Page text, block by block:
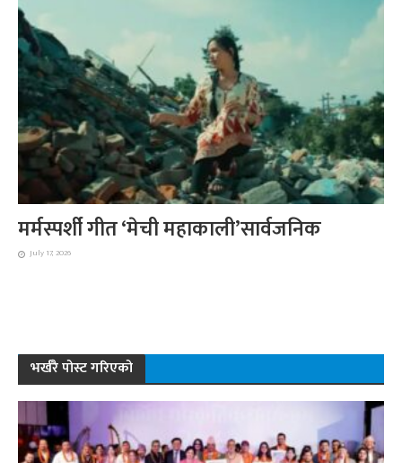
मर्मस्पर्शी गीत ‘मेची महाकाली’सार्वजनिक
July 17, 2026
भर्खरै पोस्ट गरिएको